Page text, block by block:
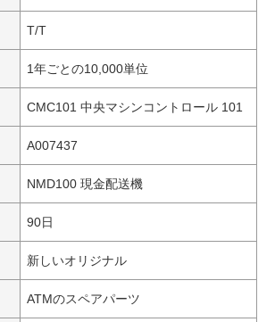
T/T
1年ごとの10,000単位
CMC101 中央マシンコントロール 101
A007437
NMD100 現金配送機
90日
新しいオリジナル
ATMのスペアパーツ